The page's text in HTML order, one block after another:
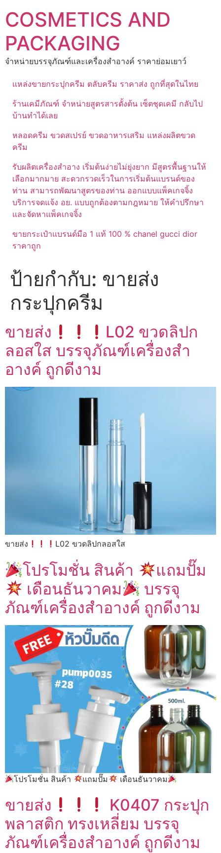
to
content
COSMETICS AND
PACKAGING
จำหน่ายบรรจุภัณฑ์และเครื่องสำอางค์ ราคาย่อมเยาว์
แหล่งขายกระปุกครีม ตลับครีม ราคาส่ง ถูกที่สุดในไทย
ร้านเคมีภัณฑ์ จำหน่ายสูตรสารตั้งต้น เซ็ตชุดเคมี กลับไป
บ้านทำได้เลย
หลอดครีม ขวดสเปรย์ ขวดอาหารเสริม แหล่งผลิตขวด
ครีม
รับผลิตเครื่องสำอาง เริ่มต้นง่ายไม่ยุ่งยาก มีสูตรพื้นฐานให้
เลือกมากมาย สะดวกรวดเร็วในการเริ่มต้นแบรนด์ของ
ท่าน สามารถพัฒนาสูตรของท่าน ออกแบบแพ็คเกจจิ้ง
บริการจดแจ้ง อย. แบบถูกต้องตามกฎหมาย ให้คำปรึกษา
และจัดหาแพ็คเกจจิ้ง
ขายกระเป๋าแบรนด์มือ 1 แท้ 100 % chanel gucci dior
ราคาถูก
ป้ายกำกับ: ขายส่ง
กระปุกครีม
ขายส่ง
L02 ขวดลิปก
ลอสใส บรรจุภัณฑ์เครื่องสำ
อางค์ ถูกดีงาม
ขายส่ง L02 ขวดลิปกลอสใส
โปรโมชั่น สินค้า
แถมปั๊ม
เดือนธันวาคม
บรรจุ
ภัณฑ์เครื่องสำอางค์ ถูกดีงาม
โปรโมชั่น สินค้า แถมปั๊ม เดือนธันวาคม
ขายส่ง
K0407 กระปุก
พลาสติก ทรงเหลี่ยม บรรจุ
ภัณฑ์เครื่องสำอางค์ ถูกดีงาม